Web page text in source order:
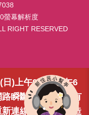
日)上午9時至下午6
瞬斷之情形，若有
連線即可排除，造
螢幕解析度
RIGHT RESERVED